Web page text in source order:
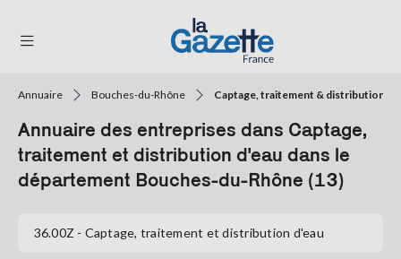
RÉGIONS
FORMATS
TENDANCES
Annuaire Bouches-du-Rhône Captage, traitement & distribution
Annuaire des entreprises dans Captage,
traitement et distribution d'eau dans le
département Bouches-du-Rhône (13)
36.00Z - Captage, traitement et distribution d'eau